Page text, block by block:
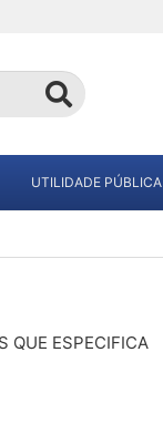
UTILIDADE PÚBLICA
QUE ESPECIFICA